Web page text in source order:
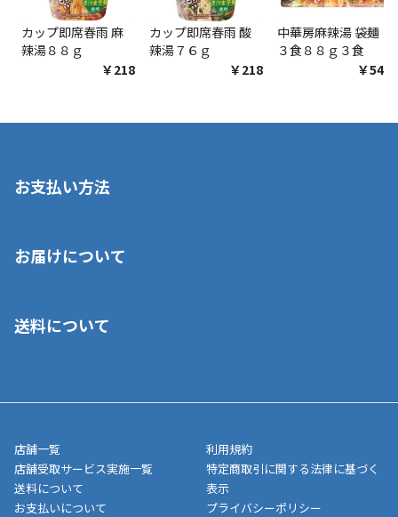
カップ即席春雨 麻
辣湯８８ｇ
￥218
カップ即席春雨 酸
辣湯７６ｇ
￥218
中華房麻辣湯 袋麺
３食８８ｇ３食
￥548
お支払い方法
いいただくことはできません。ご了承ください。
■代金引換(代引)※手数料がかかります
■商品によっては一部決済方法が使用できない場合がございま
す。
お届けについて
ご注文が確認出来次第、1～4営業日に発送いたします。「お取り
業日にてお引渡しとなります。(離島などの場合、例外もあります)
メーカー直送品など一部商品については、その他商品との購入に
制限がかかる場合がございます。また発送日についても、通常と
異なる場合がございます。対象商品の説明ページをご確認くださ
い。
送料について
店舗一覧
店舗受取サービス実施一覧
送料について
お支払いについて
利用規約
特定商取引に関する法律に基づく
表示
プライバシーポリシー